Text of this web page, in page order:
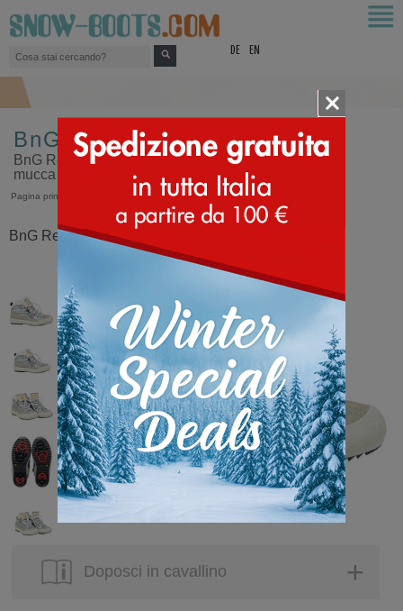
DE EN
BnG Real Shoes La Yeti
BnG Real Shoes la Yeti, realizzate in vero pelo di
mucca
Pagina principale BnG Real Shoes>La Yeti
BnG Real Shoes La Yeti Brillante Argento
Doposci in cavallino